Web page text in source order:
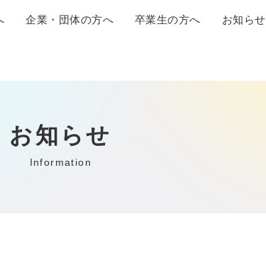
企業・団体の方へ 卒業生の方へ お知らせ
お知らせ
Information